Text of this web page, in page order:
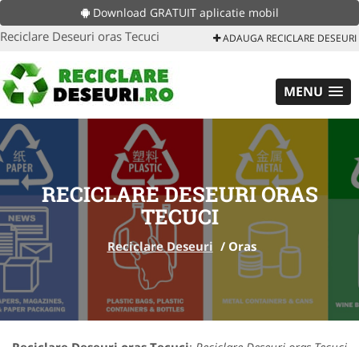
Download GRATUIT aplicatie mobil
Reciclare Deseuri oras Tecuci ADAUGA RECICLARE DESEURI
MENU
RECICLARE DESEURI ORAS
TECUCI
Reciclare Deseuri / Oras